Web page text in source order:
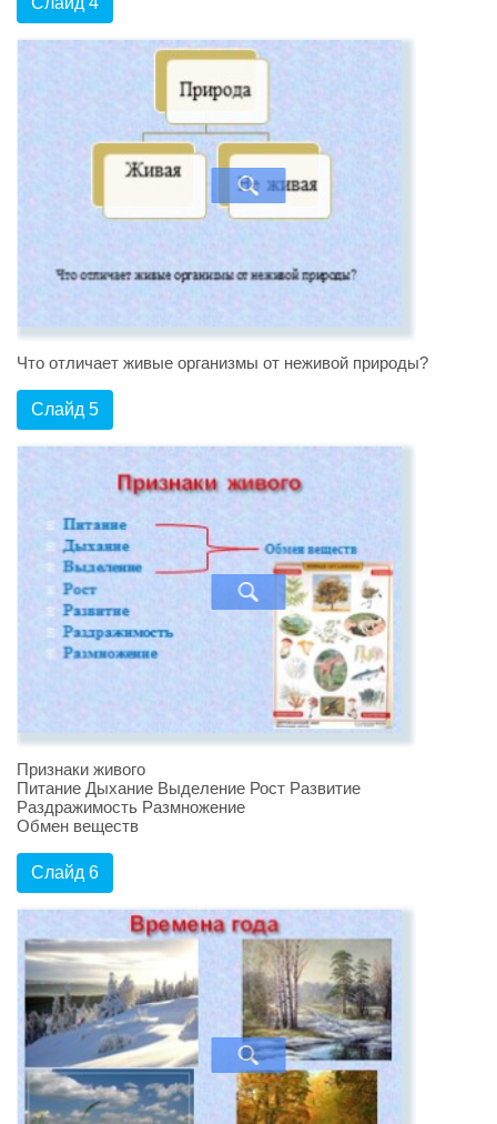
Что отличает живые организмы от неживой природы?
Слайд 5
Признаки живого
Питание Дыхание Выделение Рост Развитие
Раздражимость Размножение
Обмен веществ
Слайд 6